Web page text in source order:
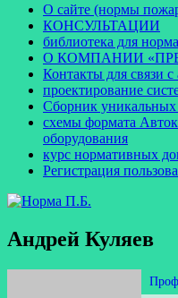
О сайте (нормы
КОНСУЛЬТАЦИИ
библиотека для
О КОМПАНИИ
Контакты для связи
проектирование
Сборник уникальных
схемы формата
оборудования
курс нормативных
Регистрация
Андрей Куляев